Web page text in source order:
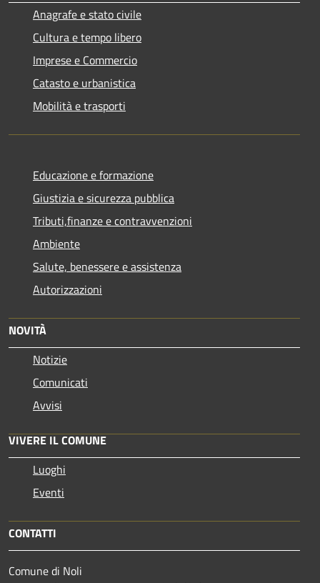
Anagrafe e stato civile
Cultura e tempo libero
Imprese e Commercio
Catasto e urbanistica
Mobilità e trasporti
Educazione e formazione
Giustizia e sicurezza pubblica
Tributi,finanze e contravvenzioni
Ambiente
Salute, benessere e assistenza
Autorizzazioni
NOVITÀ
Notizie
Comunicati
Avvisi
VIVERE IL COMUNE
Luoghi
Eventi
CONTATTI
Comune di Noli